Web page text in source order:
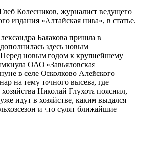
Колесников, журналист ведущего
издания «Алтайская нива», в статье.
Балакова пришла в
здесь новым
Перед новым годом к крупнейшему
ОАО «Завьяловская
в селе Осколково Алейского
на тему точного высева, где
Николай Глухота пояснил,
идут в хозяйстве, каким выдался
и что сулят ближайшие